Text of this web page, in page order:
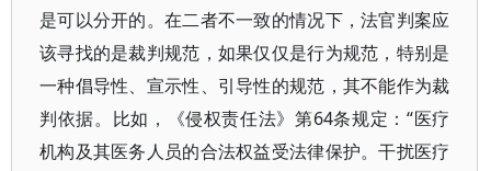
是可以分开的。在二者不一致的情况下，法官判案应
该寻找的是裁判规范，如果仅仅是行为规范，特别是
一种倡导性、宣示性、引导性的规范，其不能作为裁
判依据。比如，《侵权责任法》第64条规定：“医疗
机构及其医务人员的合法权益受法律保护。干扰医疗